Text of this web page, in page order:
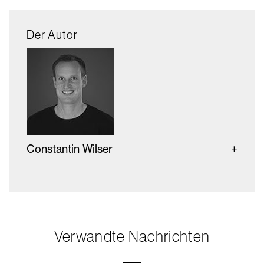
Der Autor
Constantin Wilser
Verwandte Nachrichten